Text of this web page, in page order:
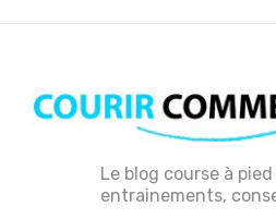
Le blog course à
entrainements,